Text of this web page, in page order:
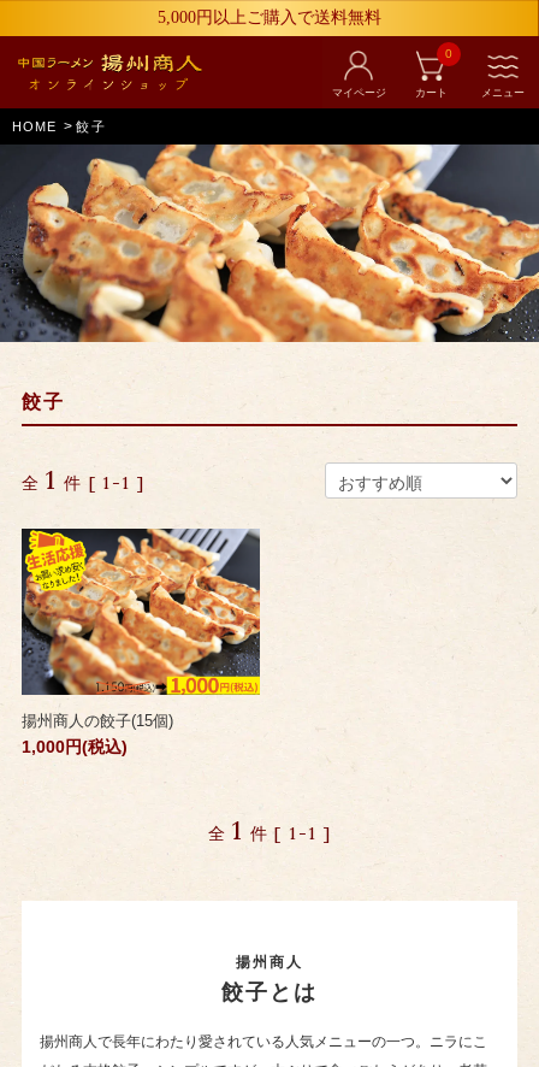
5,000円以上ご購入で送料無料
マイページ
0
カート メニュー
HOME >餃子
餃子
全 1 件 [ 1-1 ]
揚州商人の餃子(15個)
1,000円(税込)
全 1 件 [ 1-1 ]
揚州商人
餃子とは
揚州商人で長年にわたり愛されている人気メニューの一つ。ニラにこ